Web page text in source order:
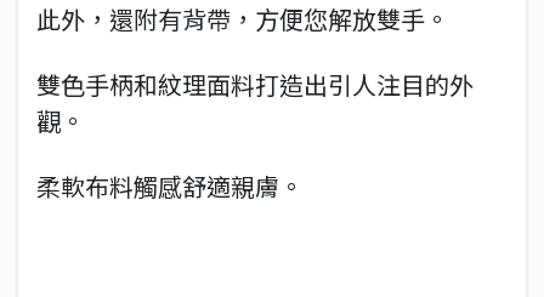
此外，還附有背帶，方便您解放雙手。
雙色手柄和紋理面料打造出引人注目的外
觀。
柔軟布料觸感舒適親膚。